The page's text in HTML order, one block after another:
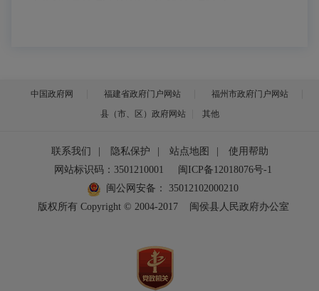
中国政府网 福建省政府门户网站
福州市政府门户网站
县（市、区）政府网站
其他
联系我们 隐私保护 站点地图
使用帮助
网站标识码：3501210001
闽ICP备12018076号-1
闽公网安备：
35012102000210
版权所有 Copyright © 2004-2017
闽侯县人民政府办公室